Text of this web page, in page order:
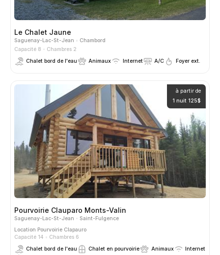
Le Chalet Jaune
Saguenay-Lac-St-Jean
Chambord
Capacité 8
Chambres 2
Chalet bord de l'eau
Animaux Internet A/C Foyer ext.
à partir de
1 nuit 125$
Pourvoirie Clauparo Monts-Valin
Saguenay-Lac-St-Jean
Saint-Fulgence
Location Pourvoirie Clapauro
Capacité 14
Chambres 6
Chalet bord de l'eau
Chalet en pourvoirie Animaux
Internet